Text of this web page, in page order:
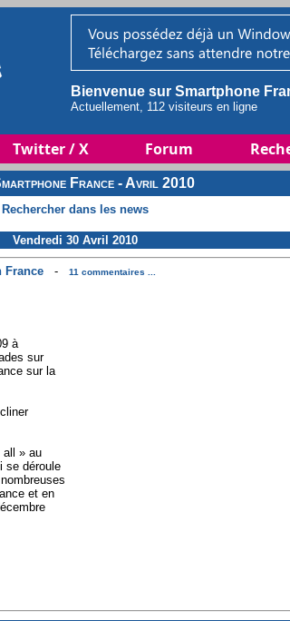
Bienvenue sur Smartphone
Actuellement, 112 visiteurs en ligne
Twitter / X Forum
France - Avril 2010
Rechercher dans les news
Vendredi 30 Avril 2010
France-
11 commentaires ...
à
sur
sur la
all » au
se déroule
et en